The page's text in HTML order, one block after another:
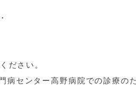
ださい。
センター高野病院での診療の